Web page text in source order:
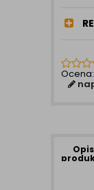
Ocena:
Opis